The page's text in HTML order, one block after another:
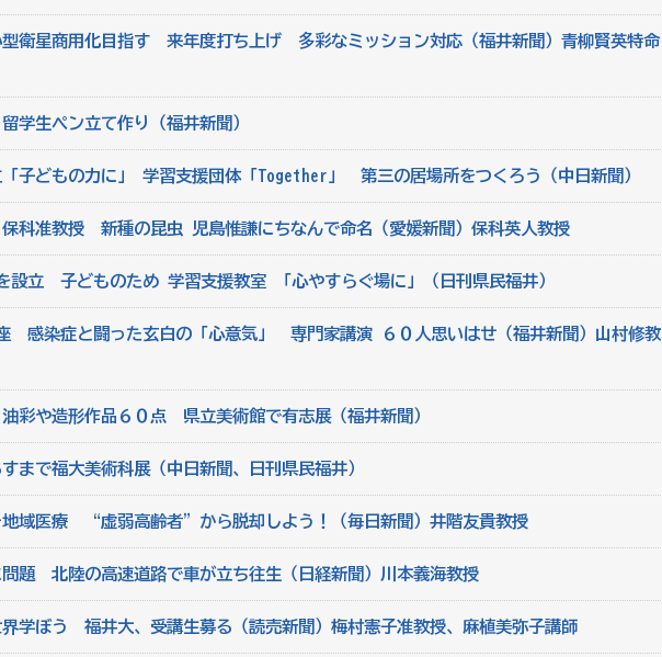
衛星商用化目指す 来年度打ち上げ 多彩なミッション対応（福井新聞）青柳賢英特命
学生ペン立て作り（福井新聞）
子どもの力に」 学習支援団体「Together」 第三の居場所をつくろう（中日新聞）
保科准教授 新種の昆虫 児島惟謙にちなんで命名（愛媛新聞）保科英人教授
設立 子どものため 学習支援教室 「心やすらぐ場に」（日刊県民福井）
感染症と闘った玄白の「心意気」 専門家講演 ６０人思いはせ（福井新聞）山村修教
彩や造形作品６０点 県立美術館で有志展（福井新聞）
まで福大美術科展（中日新聞、日刊県民福井）
域医療 “虚弱高齢者”から脱却しよう！（毎日新聞）井階友貴教授
題 北陸の高速道路で車が立ち往生（日経新聞）川本義海教授
界学ぼう 福井大、受講生募る（読売新聞）梅村憲子准教授、麻植美弥子講師